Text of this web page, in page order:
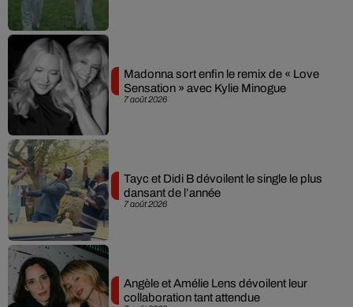
7 août 2026
Madonna sort enfin le remix de « Love
Sensation » avec Kylie Minogue
7 août 2026
Tayc et Didi B dévoilent le single le plus
dansant de l’année
Angèle et Amélie Lens dévoilent leur
collaboration tant attendue